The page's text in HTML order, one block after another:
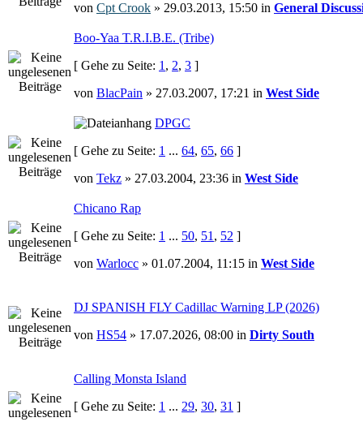
von Cpt Crook » 29.03.2013, 15:50 in General
Boo-Yaa T.R.I.B.E. (Tribe)
[ Gehe zu Seite: 1 , 2, 3 ]
von BlacPain » 27.03.2007, 17:21 in West Side
DPGC
[ Gehe zu Seite: 1 ... 64, 65, 66 ]
von Tekz » 27.03.2004, 23:36 in West Side
Chicano Rap
[ Gehe zu Seite: 1 ... 50, 51 , 52 ]
von Warlocc » 01.07.2004, 11:15 in West Side
DJ SPANISH FLY Cadillac Warning LP (2026)
von HS54 » 17.07.2026, 08:00 in Dirty South
Calling Monsta Island
[ Gehe zu Seite: 1 ... 29, 30, 31 ]